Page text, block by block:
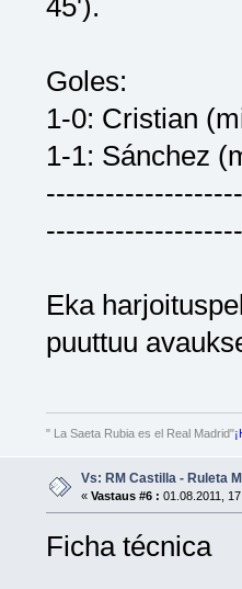
45').
Goles:
1-0: Cristian
1-1: Sánchez
Eka
puuttuu
" La Saeta Rubia es el Real Madrid"
Vs: RM Castilla - Ruleta
« Vastaus #6 : 01.08.2011,
Ficha técnica